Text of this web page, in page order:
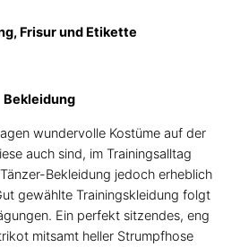
Frisur und Etikette
Bekleidung
wundervolle Kostüme auf der
auch sind, im Trainingsalltag
Bekleidung jedoch erheblich
gewählte Trainingskleidung folgt
Ein perfekt sitzendes, eng
mitsamt heller Strumpfhose